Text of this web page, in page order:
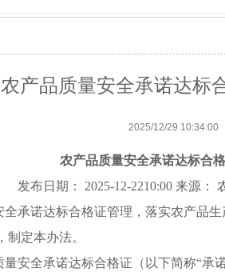
农产品质量安全承诺达标
2025/12/29 10:34:00
农产品质量安全承诺达标合
发布日期： 2025-12-2210:00 来源：
全承诺达标合格证管理，落实农产品
制定本办法。
安全承诺达标合格证（以下简称“承